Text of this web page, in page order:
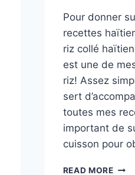
Pour donner
recettes
riz collé
est une de
riz! Assez
sert
toutes mes
important de
cuisson pour
READ MORERIZ